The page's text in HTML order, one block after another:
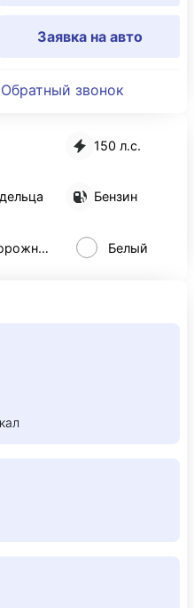
150 л.с.
Бензин
Внедорожник 5 дв. Белый
Заявка на авто
Обратный звонок